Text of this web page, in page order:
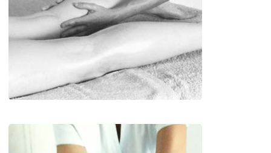
analgésique, décongestionnant ou harmonisant.